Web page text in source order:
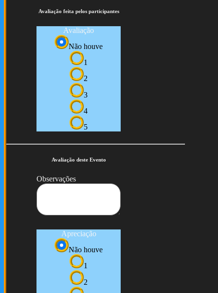
Avaliação feita pelos participantes
Avaliação
Não houve
1
2
3
4
5
Avaliação deste Evento
Observações
Apreciação
Não houve
1
2